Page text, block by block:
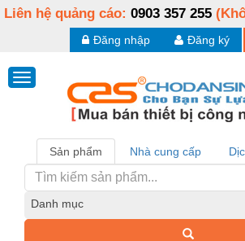
Liên hệ quảng cáo: 0903 357 255
Đăng ký
Đăng nhập
Sản phẩm Nhà cung cấp
Danh mục